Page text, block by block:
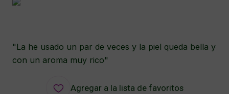
"La he usado un par de veces y la piel queda bella y
con un aroma muy rico"
Agregar a la lista de favoritos